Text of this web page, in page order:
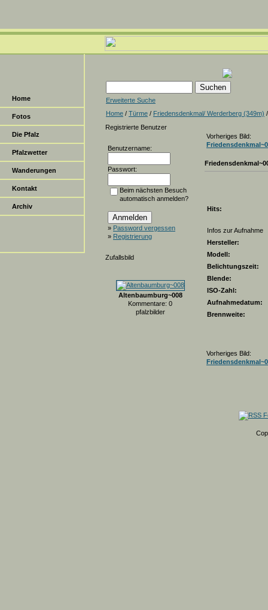
Home
Fotos
Die Pfalz
Pfalzwetter
Wanderungen
Kontakt
Archiv
Erweiterte Suche
Home / Türme / Friedensdenkmal/ Werderberg (349m)
Registrierte Benutzer
Benutzername:
Passwort:
Beim nächsten Besuch
automatisch anmelden?
» Password vergessen
» Registrierung
Zufallsbild
Altenbaumburg~008
Kommentare: 0
pfalzbilder
Vorheriges Bild:
Hits:
Infos zur Aufnahme
Hersteller:
Modell:
Belichtungszeit:
Blende:
ISO-Zahl:
Aufnahmedatum:
Brennweite:
Vorheriges Bild: